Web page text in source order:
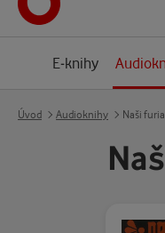
E-knihy
Úvod Audioknihy Naši